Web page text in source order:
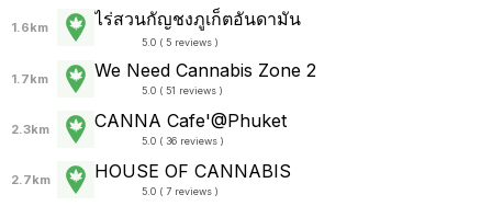
1.6km ไร่สวนกัญชงภูเก็ตอันดามัน
5.0 ( 5 reviews )
1.7km We Need Cannabis Zone 2
5.0 ( 51 reviews )
2.3km CANNA Cafe'@Phuket
5.0 ( 36 reviews )
2.7km HOUSE OF CANNABIS
5.0 ( 7 reviews )